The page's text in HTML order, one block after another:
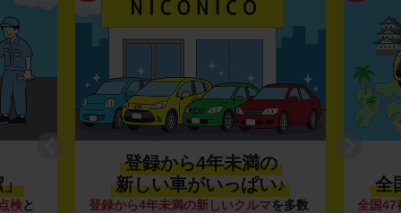
」
検と
登録から4年未満の
新しい車がいっぱい♪
登録から4年未満の新しいクルマを多数
全
全国47